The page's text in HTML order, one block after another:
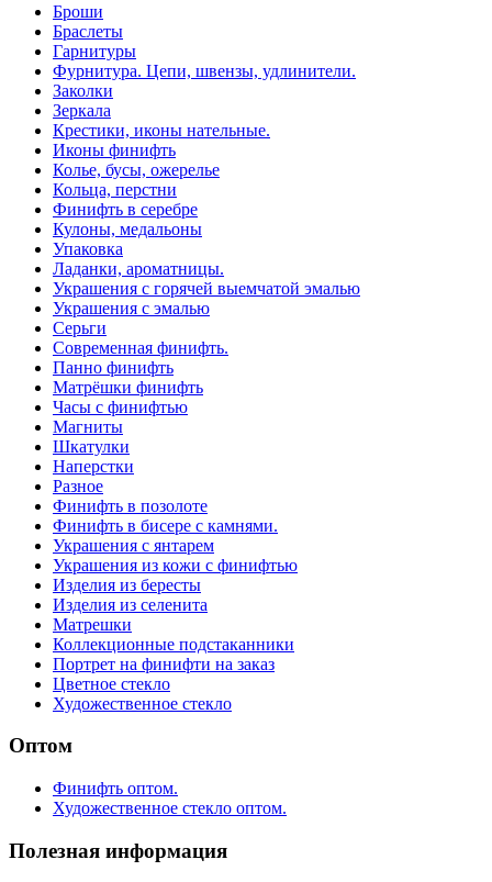
Броши
Браслеты
Гарнитуры
Фурнитура. Цепи, швензы, удлинители.
Заколки
Зеркала
Крестики, иконы нательные.
Иконы финифть
Колье, бусы, ожерелье
Кольца, перстни
Финифть в серебре
Кулоны, медальоны
Упаковка
Ладанки, ароматницы.
Украшения с горячей выемчатой эмалью
Украшения с эмалью
Серьги
Современная финифть.
Панно финифть
Матрёшки финифть
Часы с финифтью
Магниты
Шкатулки
Наперстки
Разное
Финифть в позолоте
Финифть в бисере с камнями.
Украшения с янтарем
Украшения из кожи с финифтью
Изделия из бересты
Изделия из селенита
Матрешки
Коллекционные подстаканники
Портрет на финифти на заказ
Цветное стекло
Художественное стекло
Оптом
Финифть оптом.
Художественное стекло оптом.
Полезная информация